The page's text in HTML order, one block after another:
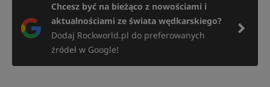
Chcesz być na bieżąco z nowościami i
aktualnościami ze świata wędkarskiego?
Dodaj Rockworld.pl do preferowanych
źródeł w Google!